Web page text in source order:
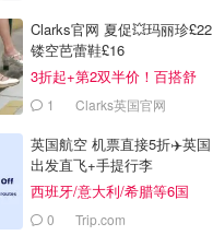
Clarks官网 夏促💥玛丽珍£22
镂空芭蕾鞋£16
3折起+第2双半价！百搭舒
服！1 Clarks英国官网
英国航空 机票直接5折✈️英国
出发直飞+手提行李
西班牙/意大利/希腊等6国
0 Trip.com